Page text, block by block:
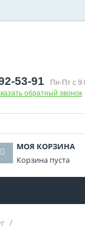
53-91
Пн-Пт с
обратный звонок
МОЯ КОРЗИНА
Корзина пуста
/